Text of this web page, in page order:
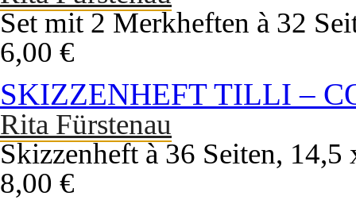
Set mit 2 Merkheften à 32
6,00 €
SKIZZENHEFT TILLI –
Rita Fürstenau
Skizzenheft à 36 Seiten,
8,00 €